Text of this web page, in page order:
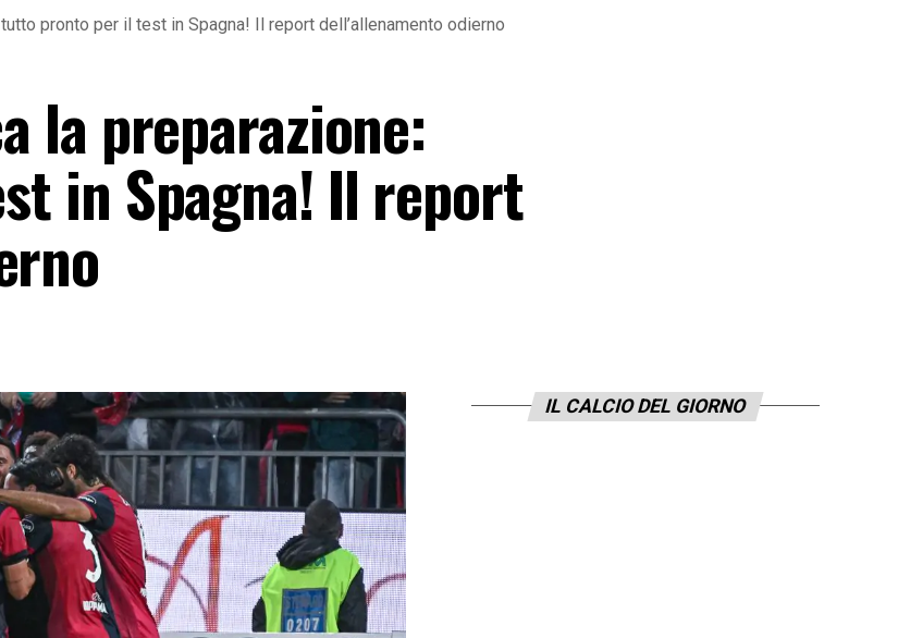
pronto per il test in Spagna! Il report dell’allenamento odierno
la preparazione:
in Spagna! Il report
IL CALCIO DEL GIORNO